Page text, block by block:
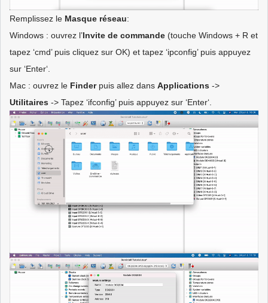
Remplissez le Masque réseau:
Windows : ouvrez l’Invite de commande (touche Windows + R et
tapez ‘cmd’ puis cliquez sur OK) et tapez ‘ipconfig’ puis appuyez
sur ‘Enter‘.
Mac : ouvrez le Finder puis allez dans Applications ->
Utilitaires -> Tapez ‘ifconfig’ puis appuyez sur ‘Enter‘.